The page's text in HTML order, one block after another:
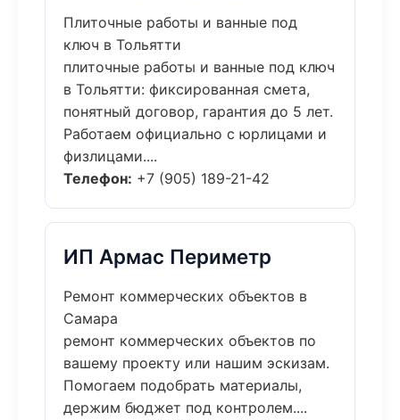
Плиточные работы и ванные под
ключ в Тольятти
плиточные работы и ванные под ключ
в Тольятти: фиксированная смета,
понятный договор, гарантия до 5 лет.
Работаем официально с юрлицами и
физлицами....
Телефон: +7 (905) 189-21-42
ИП Армас Периметр
Ремонт коммерческих объектов в
Самара
ремонт коммерческих объектов по
вашему проекту или нашим эскизам.
Помогаем подобрать материалы,
держим бюджет под контролем....